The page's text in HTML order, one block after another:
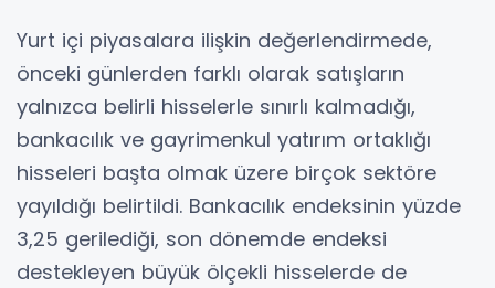
Yurt içi piyasalara ilişkin değerlendirmede,
önceki günlerden farklı olarak satışların
yalnızca belirli hisselerle sınırlı kalmadığı,
bankacılık ve gayrimenkul yatırım ortaklığı
hisseleri başta olmak üzere birçok sektöre
yayıldığı belirtildi. Bankacılık endeksinin yüzde
3,25 gerilediği, son dönemde endeksi
destekleyen büyük ölçekli hisselerde de